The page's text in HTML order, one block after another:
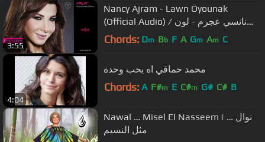
3:55
Nancy Ajram - Lawn Oyounak
(Official Audio) / نانسي عجرم - لون
عيونك
Chords: Dm Bb F A Gm Am C
4:04
محمد حماقي اه بحب وحدة
Chords: A F#m E C#m G# C# B
Nawal … Misel El Nasseem | نوال …
مثل النسيم